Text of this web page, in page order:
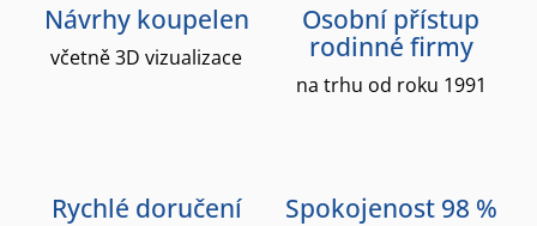
Návrhy koupelen
včetně 3D vizualizace
Osobní přístup
rodinné firmy
na trhu od roku 1991
Rychlé doručení Spokojenost 98 %